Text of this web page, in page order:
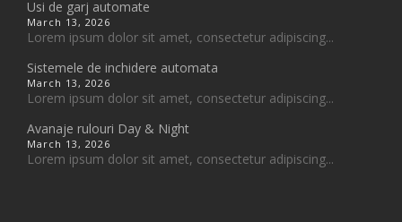
Usi de garj automate
March 13, 2026
Lorem ipsum dolor sit amet, consectetur adipiscing...
Sistemele de inchidere automata
March 13, 2026
Lorem ipsum dolor sit amet, consectetur adipiscing...
Avanaje rulouri Day & Night
March 13, 2026
Lorem ipsum dolor sit amet, consectetur adipiscing...